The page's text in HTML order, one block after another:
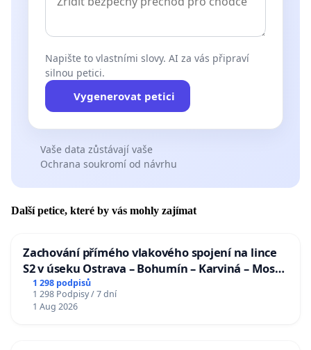
Napište to vlastními slovy. AI za vás připraví
silnou petici.
Vygenerovat petici
Vaše data zůstávají vaše
Ochrana soukromí od návrhu
Další petice, které by vás mohly zajímat
Zachování přímého vlakového spojení na lince
S2 v úseku Ostrava – Bohumín – Karviná – Mosty
u Jablunkova
1 298 podpisů
1 298 Podpisy / 7 dní
1 Aug 2026